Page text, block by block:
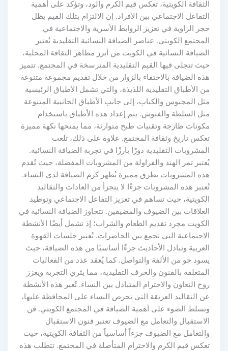
الثقافة الكويتية، تعكس قيم الكرم والود، وتؤكد على أهمية
التفاعل الاجتماعي بين الأفراد. إن الالتزام بتلك القيم يظل
حجر الزاوية في تعزيز الروابط الأسرية والاجتماعية في
المجتمع الكويتي. عناصر الضيافة النسائية التقليدية تُعتبر
الضيافة النسائية في الكويت من أبرز مظاهر الثقافة المحلية،
حيث تتجلى فيها القيم التقليدية المترسخة في المجتمع. تتميز
هذه الضيافة بالاحتفاء بالزوار من خلال تقديم مجموعة متنوعة
من الأطباق التقليدية اللذيذة، والتي تشمل الأطباق الرئيسية
مثل المجبوس والكباب، إلى جانب الأطباق الجانبية المتنوعة
مثل السلطة والفتوش. يتم إعداد هذه الأطباق باستخدام
مكونات طازجة وتقنيات طبخ متوارثة، مما يمنحها نكهة مميزة
تعكس تاريخ وثقافة المجتمع. علاوة على ذلك، تلعب
المشروبات التقليدية دورًا بارزًا في تجربة الضيافة النسائية.
يُعتبر تمر الهند والفراولة من المشروبات المفضلة، حيث تُقدم
هذه المشروبات بطرق مميزة تُظهر كرم الضيافة لدى النساء.
تُعتبر هذه المشروبات جزءًا لا يتجزأ من العادات والتقاليد
الكويتية، حيث تساهم في تعزيز التفاعل الاجتماعي وتوطيد
العلاقات بين الضيوف والمضيفين. تتجاوز الضيافة النسائية في
الكويت مجرد تقديم الطعام والشراب؛ إذ تشمل أيضًا الأنشطة
الاجتماعية التي تجمع بين الحاضرات. تُعتبر جلسات القهوة
العربية وتبادل الأحاديث جزءًا أساسيًا من هذه الضيافة، حيث
يسود جو من الألفة والتواصل. كما يُعقد عدد من الفعاليات
المتعلقة بالفنون والحرف التقليدية، مما يثري التجربة ويعزز
روح التعاون والاحترام المتبادل بين النساء. تُعبر هذه الأنشطة
عن التقاليد العريقة التي تحرص النساء على المحافظة عليها،
وتسلط الضوء على أهمية الضيافة في المجتمع الكويتي. فن
الاستقبال والتعامل مع الضيوف تعتبر فنون الاستقبال
والتعامل مع الضيوف جزءاً أساسياً من الثقافة الكويتية، حيث
تعكس قيم الكرم والاحترام المتأصلة في المجتمع. تتطلب هذه